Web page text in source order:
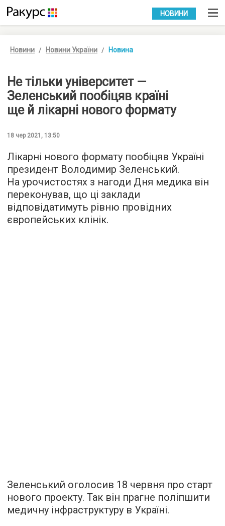
УКР РУС
НОВИНИ
Новини Новини України Новина
Не тільки університет —
Зеленський пообіцяв країні
ще й лікарні нового формату
18 чер 2021, 13:50
Лікарні нового формату пообіцяв Україні
президент Володимир Зеленський.
На урочистостях з нагоди Дня медика він
переконував, що ці заклади
відповідатимуть рівню провідних
європейських клінік.
Зеленський оголосив 18 червня про старт
нового проекту. Так він прагне поліпшити
медичну інфраструктуру в Україні.